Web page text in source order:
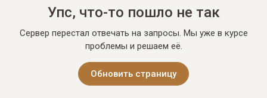
Упс, что-то пошло не так
Сервер перестал отвечать на запросы. Мы уже в курсе
проблемы и решаем её.
Обновить страницу